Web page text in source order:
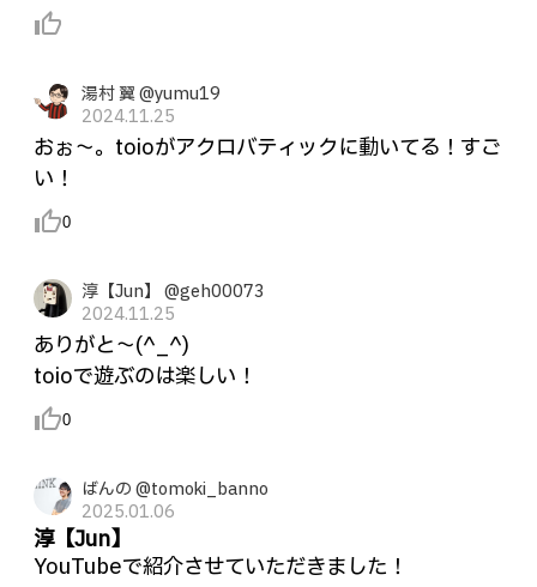
thumb_up_alt
湯村 翼 @yumu19
2024.11.25
おぉ〜。toioがアクロバティックに動いてる！すご
い！
thumb_up_alt0
淳【Jun】 @geh00073
2024.11.25
ありがと〜(^_^)
toioで遊ぶのは楽しい！
thumb_up_alt0
ばんの @tomoki_banno
2025.01.06
淳【Jun】
YouTubeで紹介させていただきました！